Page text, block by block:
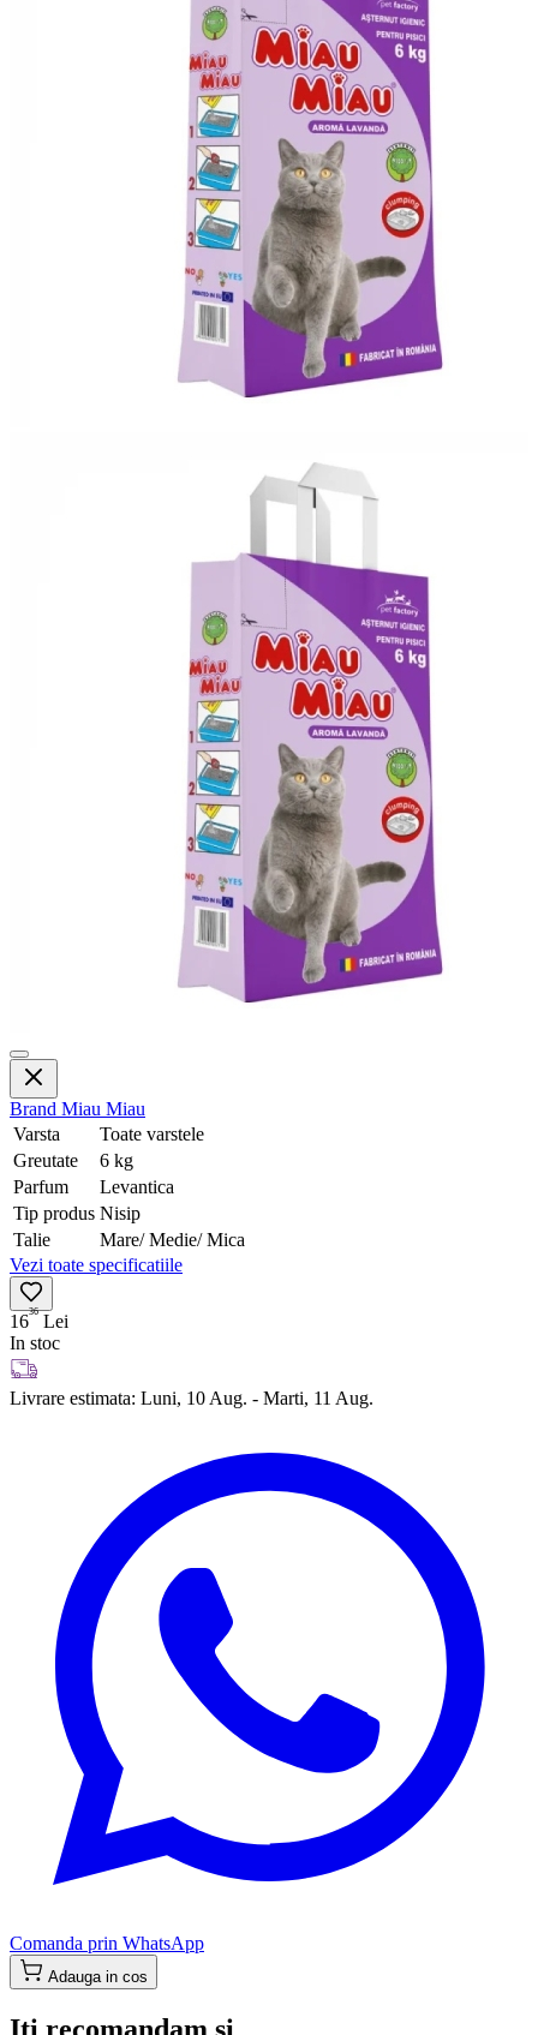
Brand Miau Miau
Varsta
Toate varstele
Greutate
6 kg
Parfum
Levantica
Tip produs Nisip
Talie
Mare/ Medie/ Mica
Vezi toate specificatiile
1636 Lei
In stoc
Livrare estimata: Luni, 10 Aug. - Marti, 11 Aug.
Comanda prin WhatsApp
Adauga in cos
Iti recomandam si